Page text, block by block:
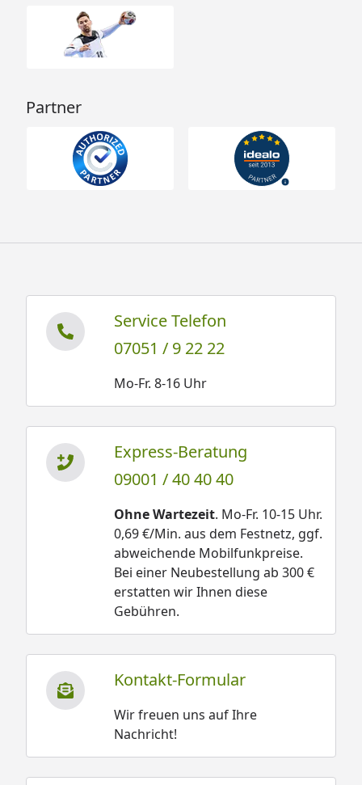
Partner
Service Telefon
07051 / 9 22 22
Mo-Fr. 8-16 Uhr
Express-Beratung
09001 / 40 40 40
Ohne Wartezeit. Mo-Fr. 10-15 Uhr.
0,69 €/Min. aus dem Festnetz, ggf.
abweichende Mobilfunkpreise.
Bei einer Neubestellung ab 300 €
erstatten wir Ihnen diese
Gebühren.
Kontakt-Formular
Wir freuen uns auf Ihre
Nachricht!